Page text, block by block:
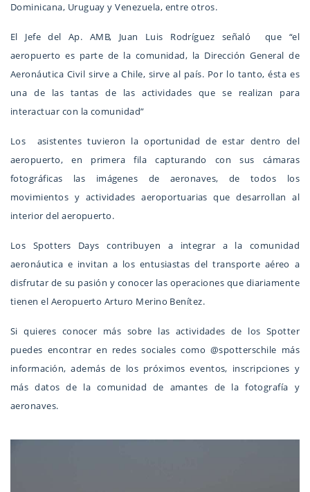
Dominicana, Uruguay y Venezuela, entre otros.
El Jefe del Ap. AMB, Juan Luis Rodríguez señaló que “el
aeropuerto es parte de la comunidad, la Dirección General de
Aeronáutica Civil sirve a Chile, sirve al país. Por lo tanto, ésta es
una de las tantas de las actividades que se realizan para
interactuar con la comunidad”
Los asistentes tuvieron la oportunidad de estar dentro del
aeropuerto, en primera fila capturando con sus cámaras
fotográficas las imágenes de aeronaves, de todos los
movimientos y actividades aeroportuarias que desarrollan al
interior del aeropuerto.
Los Spotters Days contribuyen a integrar a la comunidad
aeronáutica e invitan a los entusiastas del transporte aéreo a
disfrutar de su pasión y conocer las operaciones que diariamente
tienen el Aeropuerto Arturo Merino Benítez.
Si quieres conocer más sobre las actividades de los Spotter
puedes encontrar en redes sociales como @spotterschile más
información, además de los próximos eventos, inscripciones y
más datos de la comunidad de amantes de la fotografía y
aeronaves.